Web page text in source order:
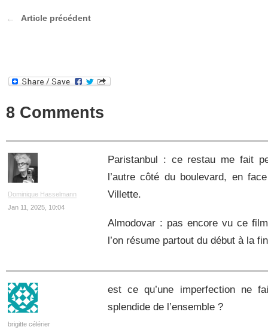
Article précédent
8 Comments
Dominique Hasselmann
Jan 11, 2025, 10:04
Paristanbul : ce restau me fait
l’autre côté du boulevard, en
Villette.
Almodovar : pas encore vu ce
l’on résume partout du début à la
brigitte célérier
est ce qu’une imperfection ne
splendide de l’ensemble ?